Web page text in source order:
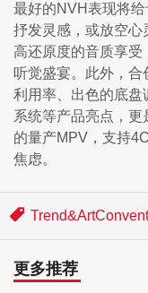
最好的NVH表现将
抒发灵感，或放空心
高还原度的音质享受
听觉盛宴。此外，
利用率、出色的底盘
系统等产品亮点，
的量产MPV，支持
焦虑。
更多推荐